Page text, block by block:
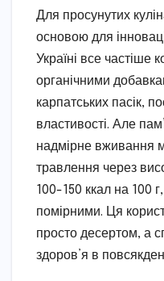
Для просунутих
основою для
Україні все частіше
органічними
карпатських пасік,
властивості. Але
надмірне вживання
травлення через
100-150 ккал на 100
помірними. Ця
просто десертом, а
здоров’я в